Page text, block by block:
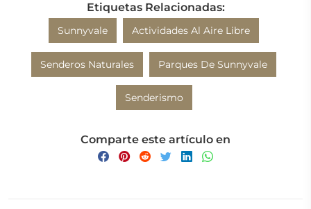
Etiquetas Relacionadas:
Sunnyvale Actividades Al Aire Libre
Senderos Naturales Parques De Sunnyvale
Senderismo
Comparte este artículo en